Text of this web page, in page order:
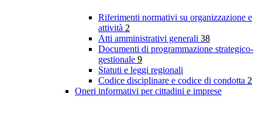
Riferimenti normativi su organizzazione e
attività 2
Atti amministrativi generali 38
Documenti di programmazione strategico-
gestionale 9
Statuti e leggi regionali
Codice disciplinare e codice di condotta 2
Oneri informativi per cittadini e imprese